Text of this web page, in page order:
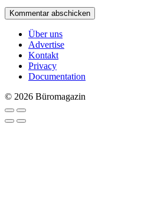
Über uns
Advertise
Kontakt
Privacy
Documentation
© 2026 Büromagazin